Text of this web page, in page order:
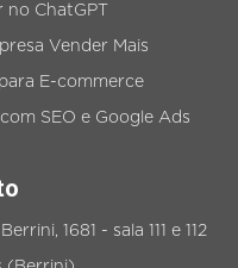
no ChatGPT
Vender Mais
E-commerce
SEO e Google Ads
1681 - sala 111 e 112